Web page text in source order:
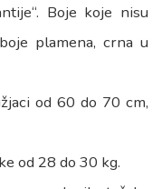
Boje koje nisu
plamena, crna u
od 60 do 70 cm,
od 28 do 30 kg.